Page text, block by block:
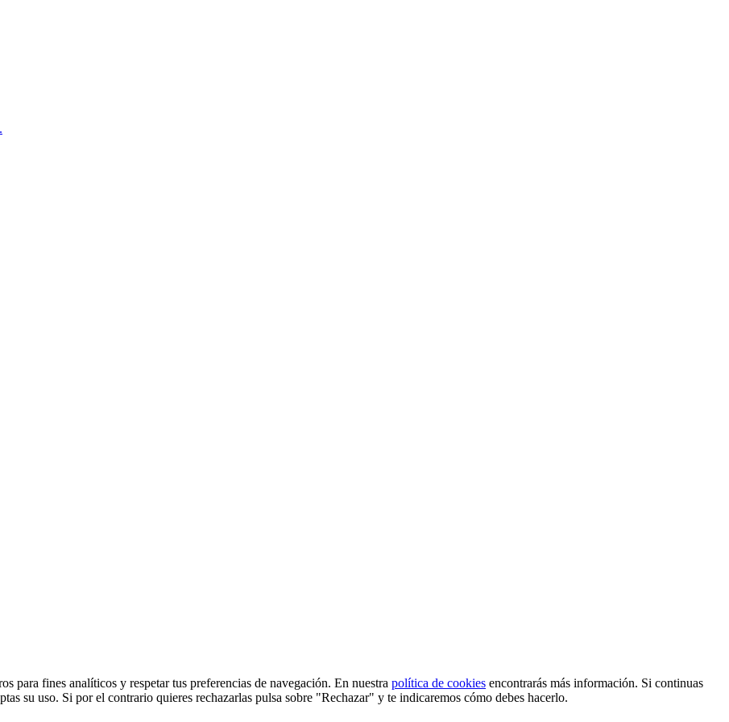
para fines analíticos y respetar tus preferencias de navegación. En nuestra política de cookies encontrarás más información. Si continuas
su uso. Si por el contrario quieres rechazarlas pulsa sobre "Rechazar" y te indicaremos cómo debes hacerlo.